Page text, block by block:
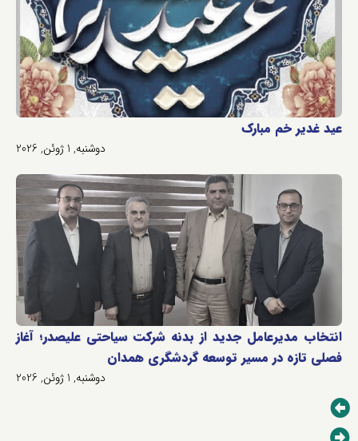
عید غدیر خم مبارک
دوشنبه, 1 ژوئن, 2026
انتخاب مدیرعامل جدید از بدنه شرکت سیاحتی علیصدر؛ آغاز
فصلی تازه در مسیر توسعه گردشگری همدان
دوشنبه, 1 ژوئن, 2026